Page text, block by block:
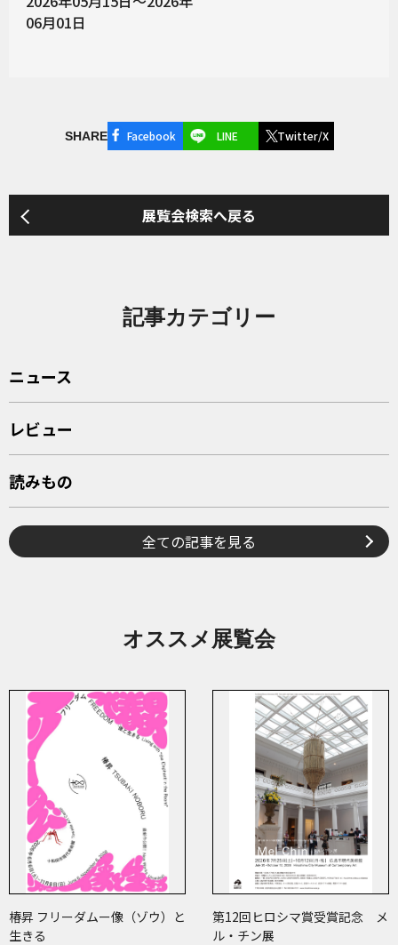
06月01日
SHARE Facebook LINE Twitter/X
展覧会検索へ戻る
記事カテゴリー
ニュース
レビュー
読みもの
全ての記事を見る
オススメ展覧会
椿昇 フリーダムー像（ゾウ）と
生きる
第12回ヒロシマ賞受賞記念 メ
ル・チン展